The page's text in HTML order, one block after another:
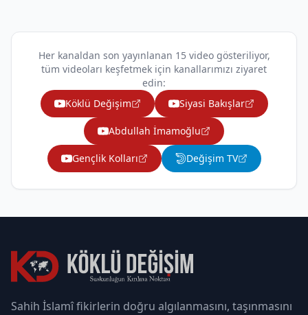
Her kanaldan son yayınlanan 15 video gösteriliyor,
tüm videoları keşfetmek için kanallarımızı ziyaret
edin:
Köklü Değişim
Siyasi Bakışlar
Abdullah İmamoğlu
Gençlik Kolları Değişim TV
Sahih İslamî fikirlerin doğru algılanmasını, taşınmasını